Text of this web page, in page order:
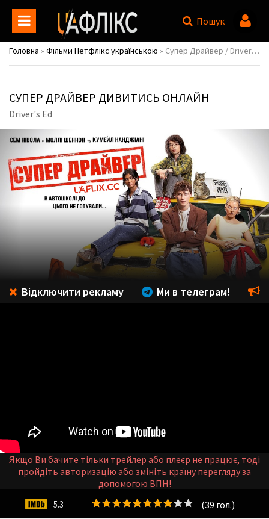
Пошук
Головна » Фільми Нетфлікс українською » Супер Драйвер / Driver's Ed
СУПЕР ДРАЙВЕР ДИВИТИСЬ ОНЛАЙН
Driver's Ed
(39 гол.)
5.3
Відключити рекламу Ми в телеграм!
Якщо Ви бачите тільки трейлер або плеєр не працює, тоді
пройдіть авторизацію або змініть країну перегляду за
допомогою ВПН!